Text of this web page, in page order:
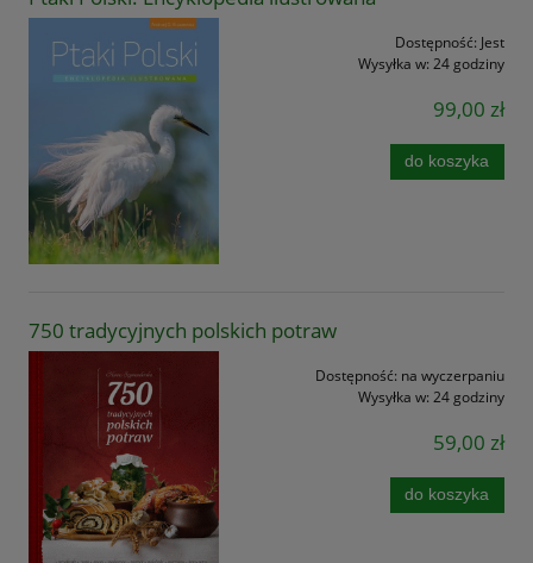
Dostępność: Jest
Wysyłka w: 24 godziny
99,00 zł
do koszyka
750 tradycyjnych polskich potraw
Dostępność: na wyczerpaniu
Wysyłka w: 24 godziny
59,00 zł
do koszyka